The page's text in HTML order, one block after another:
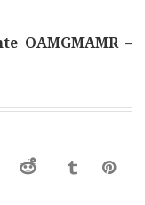
OAMGMAMR –
